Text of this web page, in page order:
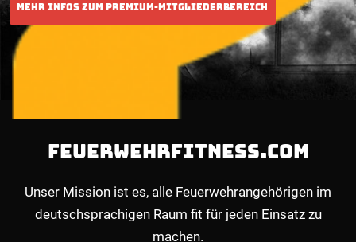
FEUERWEHRFITNESS.COM
Unser Mission ist es, alle Feuerwehrangehörigen im
deutschsprachigen Raum fit für jeden Einsatz zu
machen.